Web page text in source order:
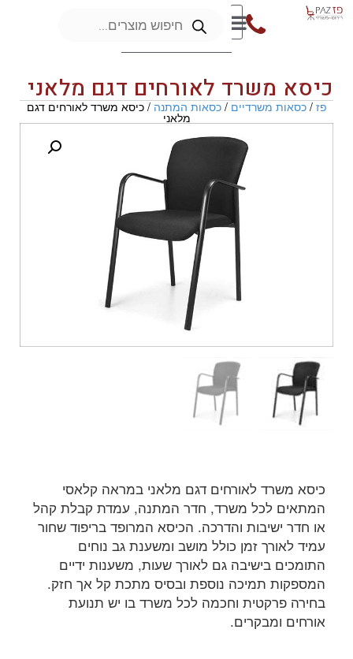
כיסא משרד לאורחים דגם מלאני
פז/כסאות משרדיים/כסאות המתנה/ כיסא משרד לאורחים דגם
מלאני
כיסא משרד לאורחים דגם מלאני במראה קלאסי
המתאים לכל משרד, חדר המתנה, עמדת קבלת קהל
או חדר ישיבות והדרכה. הכיסא המרופד בריפוד שחור
עמיד לאורך זמן כולל מושב ומשענת גב נוחים
התומכים בישיבה גם לאורך שעות, משענות ידיים
המספקות תמיכה נוספת ובסיס מתכת קל אך חזק.
בחירה פרקטית וחכמה לכל משרד בו יש תנועת
אורחים ומבקרים.